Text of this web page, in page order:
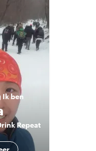
Ik ben
Repeat